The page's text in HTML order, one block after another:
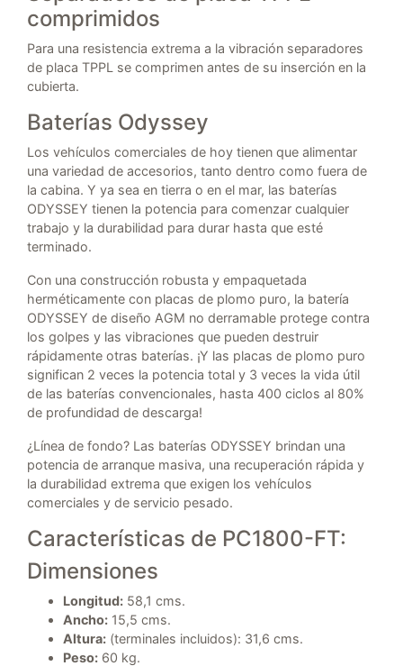
comprimidos
Para una resistencia extrema a la vibración separadores
de placa TPPL se comprimen antes de su inserción en la
cubierta.
Baterías Odyssey
Los vehículos comerciales de hoy tienen que alimentar
una variedad de accesorios, tanto dentro como fuera de
la cabina. Y ya sea en tierra o en el mar, las baterías
ODYSSEY tienen la potencia para comenzar cualquier
trabajo y la durabilidad para durar hasta que esté
terminado.
Con una construcción robusta y empaquetada
herméticamente con placas de plomo puro, la batería
ODYSSEY de diseño AGM no derramable protege contra
los golpes y las vibraciones que pueden destruir
rápidamente otras baterías. ¡Y las placas de plomo puro
significan 2 veces la potencia total y 3 veces la vida útil
de las baterías convencionales, hasta 400 ciclos al 80%
de profundidad de descarga!
¿Línea de fondo? Las baterías ODYSSEY brindan una
potencia de arranque masiva, una recuperación rápida y
la durabilidad extrema que exigen los vehículos
comerciales y de servicio pesado.
Características de PC1800-FT:
Dimensiones
Longitud: 58,1 cms.
Ancho: 15,5 cms.
Altura: (terminales incluidos): 31,6 cms.
Peso: 60 kg.